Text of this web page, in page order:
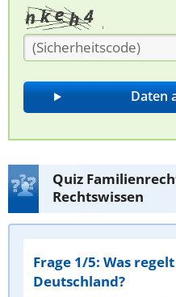
Quiz
Rechtswissen
Frage 1/5: Was
Deutschland?